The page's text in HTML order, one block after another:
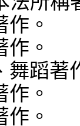
作。
作。
舞蹈著
作。
作。